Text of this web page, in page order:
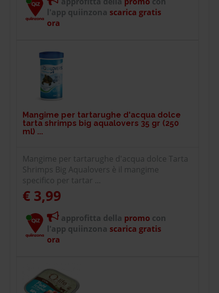
l'app quiinzona scarica gratis
ora
Mangime per tartarughe d'acqua dolce
tarta shrimps big aqualovers 35 gr (250
ml) ...
Mangime per tartarughe d'acqua dolce Tarta
Shrimps Big Aqualovers è il mangime
specifico per tartar ...
€ 3,99
approfitta della promo con
l'app quiinzona scarica gratis
ora